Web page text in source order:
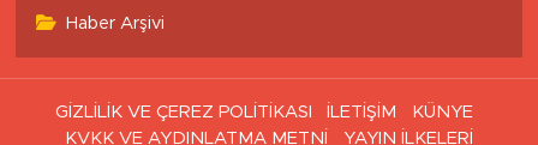
Haber Arşivi
GİZLİLİK VE ÇEREZ POLİTİKASI İLETİŞİM
KÜNYE
KVKK VE AYDINLATMA METNİ
YAYIN İLKELERİ